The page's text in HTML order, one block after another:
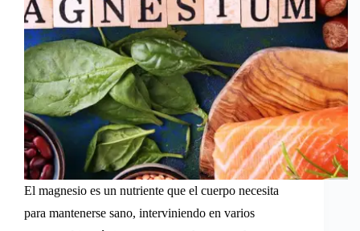
El magnesio es un nutriente que el cuerpo necesita
para mantenerse sano, interviniendo en varios